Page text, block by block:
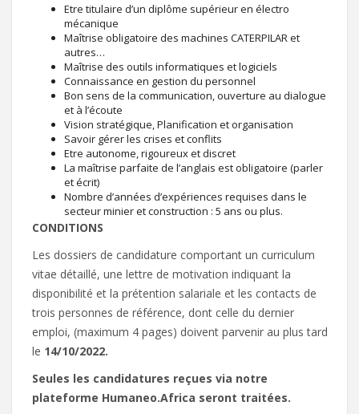
Etre titulaire d’un diplôme supérieur en électro
mécanique
Maîtrise obligatoire des machines CATERPILAR et
autres…
Maîtrise des outils informatiques et logiciels
Connaissance en gestion du personnel
Bon sens de la communication, ouverture au dialogue
et à l’écoute
Vision stratégique, Planification et organisation
Savoir gérer les crises et conflits
Etre autonome, rigoureux et discret
La maîtrise parfaite de l’anglais est obligatoire (parler
et écrit)
Nombre d’années d’expériences requises dans le
secteur minier et construction : 5 ans ou plus.
CONDITIONS
Les dossiers de candidature comportant un curriculum
vitae détaillé, une lettre de motivation indiquant la
disponibilité et la prétention salariale et les contacts de
trois personnes de référence, dont celle du dernier
emploi, (maximum 4 pages) doivent parvenir au plus tard
le 14/10/2022.
Seules les candidatures reçues via notre
plateforme Humaneo.Africa seront traitées.